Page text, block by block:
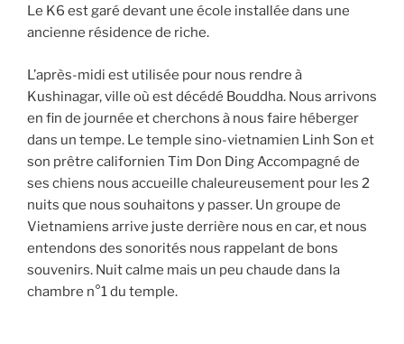
Le K6 est garé devant une école installée dans une
ancienne résidence de riche.
L’après-midi est utilisée pour nous rendre à
Kushinagar, ville où est décédé Bouddha. Nous arrivons
en fin de journée et cherchons à nous faire héberger
dans un tempe. Le temple sino-vietnamien Linh Son et
son prêtre californien Tim Don Ding Accompagné de
ses chiens nous accueille chaleureusement pour les 2
nuits que nous souhaitons y passer. Un groupe de
Vietnamiens arrive juste derrière nous en car, et nous
entendons des sonorités nous rappelant de bons
souvenirs. Nuit calme mais un peu chaude dans la
chambre n°1 du temple.